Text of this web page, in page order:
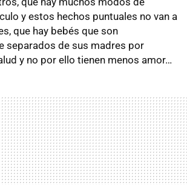
y estos hechos puntuales no van a
que hay bebés que son
separados de sus madres por
y no por ello tienen menos amor…